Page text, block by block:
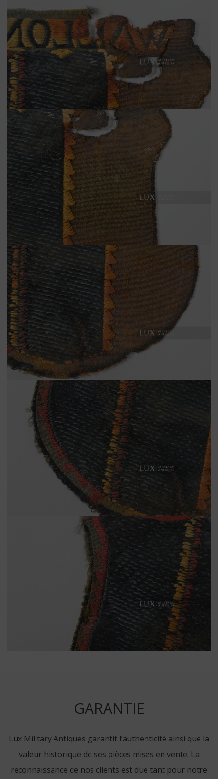
GARANTIE
Lux Military Antiques garantit l’authenticité ainsi que la
valeur historique de ses pièces mises en vente. La
reconnaissance de nos clients est due tant pour notre